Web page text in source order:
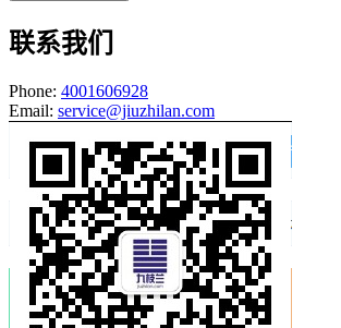
联系我们
Phone: 4001606928
Email: service@jiuzhilan.com